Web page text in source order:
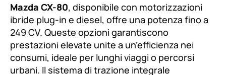
Mazda CX-80, disponibile con motorizzazioni
ibride plug-in e diesel, offre una potenza fino a
249 CV. Queste opzioni garantiscono
prestazioni elevate unite a un’efficienza nei
consumi, ideale per lunghi viaggi o percorsi
urbani. Il sistema di trazione integrale